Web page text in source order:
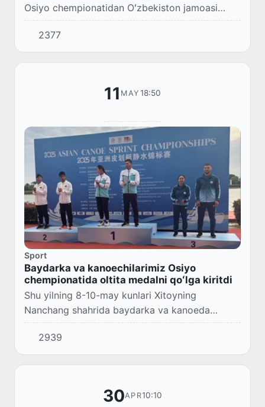
Osiyo chempionatidan Oʻzbekiston jamoasi
chetlashtirildi.
2377
11 MAY 18:50
Sport
Baydarka va kanoechilarimiz Osiyo
chempionatida oltita medalni qoʻlga kiritdi
Shu yilning 8-10-may kunlari Xitoyning
Nanchang shahrida baydarka va kanoeda
eshkak eshish boʻyicha Osiyo chempionati
boʻlib oʻtdi.
2939
30APR10:10